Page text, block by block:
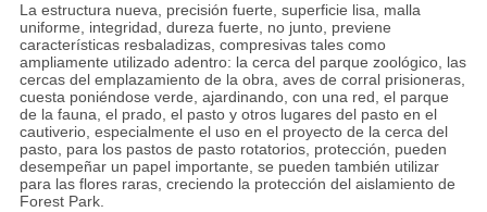
La estructura nueva, precisión fuerte, superficie lisa, malla
uniforme, integridad, dureza fuerte, no junto, previene
características resbaladizas, compresivas tales como
ampliamente utilizado adentro: la cerca del parque zoológico, las
cercas del emplazamiento de la obra, aves de corral prisioneras,
cuesta poniéndose verde, ajardinando, con una red, el parque
de la fauna, el prado, el pasto y otros lugares del pasto en el
cautiverio, especialmente el uso en el proyecto de la cerca del
pasto, para los pastos de pasto rotatorios, protección, pueden
desempeñar un papel importante, se pueden también utilizar
para las flores raras, creciendo la protección del aislamiento de
Forest Park.